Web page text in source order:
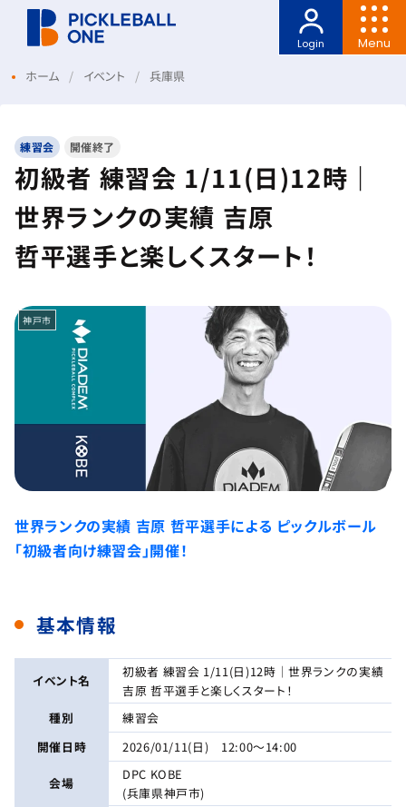
Menu
Login
ホーム イベント 兵庫県
練習会 開催終了
初級者 練習会 1/11(日)12時｜
世界ランクの実績 吉原
哲平選手と楽しくスタート！
神戸市
世界ランクの実績 吉原 哲平選手による ピックルボール
「初級者向け練習会」開催！
基本情報
イベント名
初級者 練習会 1/11(日)12時｜世界ランクの実績
吉原 哲平選手と楽しくスタート！
種別
練習会
開催日時
2026/01/11(日) 12:00～14:00
会場
DPC KOBE
(兵庫県神戸市)